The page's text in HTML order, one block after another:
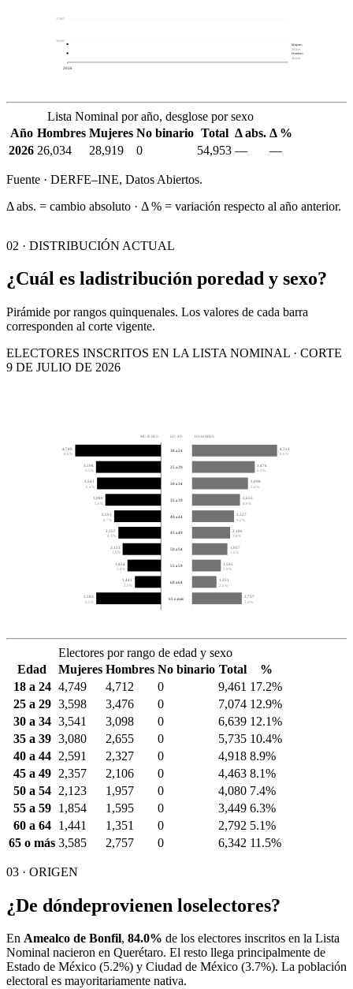
30,083
37,023
2026
Mujeres
28,919
Hombres
26,034
Lista Nominal por año, desglose por sexo
Año Hombres Mujeres No binario Total Δ abs. Δ %
2026 26,034 28,919 0 54,953 — —
Fuente · DERFE–INE, Datos Abiertos.
Δ abs. = cambio absoluto · Δ % = variación respecto al año anterior.
02 · DISTRIBUCIÓN ACTUAL
¿Cuál es ladistribución poredad y sexo?
Pirámide por rangos quinquenales. Los valores de cada barra
corresponden al corte vigente.
ELECTORES INSCRITOS EN LA LISTA NOMINAL · CORTE
9 DE JULIO DE 2026
MUJERES EDAD HOMBRES
4,749
8.6%
4,712
8.6%
18 a 24
3,598
6.5%
3,476
6.3%
25 a 29
3,541
6.4%
3,098
5.6%
30 a 34
3,080
5.6%
2,655
4.8%
35 a 39
2,591
4.7%
2,327
4.2%
40 a 44
2,357
4.3%
2,106
3.8%
45 a 49
2,123
3.9%
1,957
3.6%
50 a 54
1,854
3.4%
1,595
2.9%
55 a 59
1,441
2.6%
1,351
2.5%
60 a 64
3,585
6.5%
2,757
5.0%
65 o más
Electores por rango de edad y sexo
Edad
Mujeres Hombres No binario Total
%
18 a 24 4,749 4,712 0 9,461 17.2%
25 a 29 3,598 3,476 0 7,074 12.9%
30 a 34 3,541 3,098 0 6,639 12.1%
35 a 39 3,080 2,655 0 5,735 10.4%
40 a 44
2,591 2,327 0 4,918 8.9%
45 a 49
2,357 2,106 0 4,463 8.1%
50 a 54
2,123 1,957 0 4,080 7.4%
55 a 59
1,854 1,595 0 3,449 6.3%
60 a 64
1,441 1,351 0 2,792 5.1%
65 o más 3,585 2,757 0 6,342 11.5%
03 · ORIGEN
¿De dóndeprovienen loselectores?
En Amealco de Bonfil, 84.0% de los electores inscritos en la Lista
Nominal nacieron en Querétaro. El resto llega principalmente de
Estado de México (5.2%) y Ciudad de México (3.7%). La población
electoral es mayoritariamente nativa.